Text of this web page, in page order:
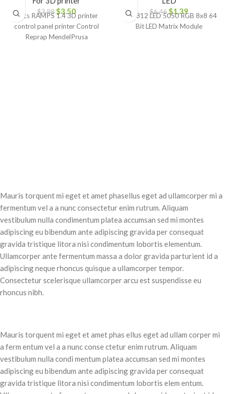
$3.88 $3.50
1pcs RAMPS 1.4 3D printer
control panel printer Control
Reprap MendelPrusa
$6.46$1.39
WS2812 LED 5050 RGB 8x8 64
Bit LED Matrix Module
Mauris torquent mi eget et amet phasellus eget ad ullamcorper mi a
fermentum vel a a nunc consectetur enim rutrum. Aliquam
vestibulum nulla condimentum platea accumsan sed mi montes
adipiscing eu bibendum ante adipiscing gravida per consequat
gravida tristique litora nisi condimentum lobortis elementum.
Ullamcorper ante fermentum massa a dolor gravida parturient id a
adipiscing neque rhoncus quisque a ullamcorper tempor.
Consectetur scelerisque ullamcorper arcu est suspendisse eu
rhoncus nibh.
Mauris torquent mi eget et amet phas ellus eget ad ullam corper mi
a ferm entum vel a a nunc conse ctetur enim rutrum. Aliquam
vestibulum nulla condi mentum platea accumsan sed mi montes
adipiscing eu bibendum ante adipiscing gravida per consequat
gravida tristique litora nisi condimentum lobortis elem entum.